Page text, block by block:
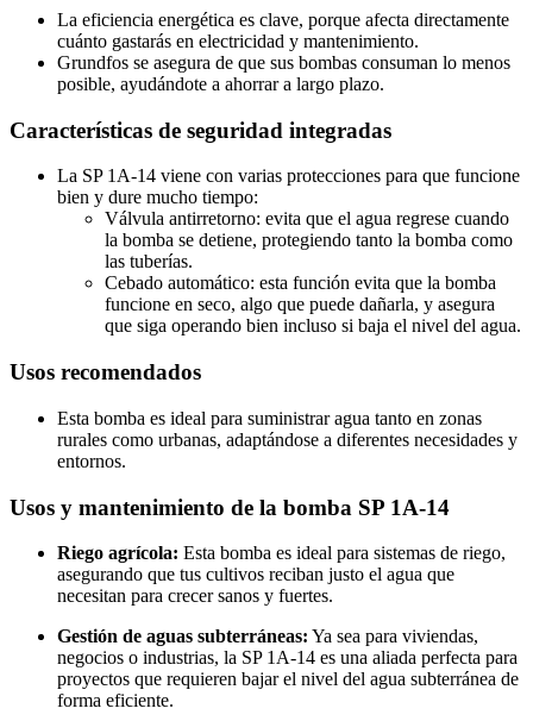
La eficiencia energética es clave, porque afecta directamente
cuánto gastarás en electricidad y mantenimiento.
Grundfos se asegura de que sus bombas consuman lo menos
posible, ayudándote a ahorrar a largo plazo.
Características de seguridad integradas
La SP 1A-14 viene con varias protecciones para que funcione
bien y dure mucho tiempo:
Válvula antirretorno: evita que el agua regrese cuando
la bomba se detiene, protegiendo tanto la bomba como
las tuberías.
Cebado automático: esta función evita que la bomba
funcione en seco, algo que puede dañarla, y asegura
que siga operando bien incluso si baja el nivel del agua.
Usos recomendados
Esta bomba es ideal para suministrar agua tanto en zonas
rurales como urbanas, adaptándose a diferentes necesidades y
entornos.
Usos y mantenimiento de la bomba SP 1A-14
Riego agrícola: Esta bomba es ideal para sistemas de riego,
asegurando que tus cultivos reciban justo el agua que
necesitan para crecer sanos y fuertes.
Gestión de aguas subterráneas: Ya sea para viviendas,
negocios o industrias, la SP 1A-14 es una aliada perfecta para
proyectos que requieren bajar el nivel del agua subterránea de
forma eficiente.